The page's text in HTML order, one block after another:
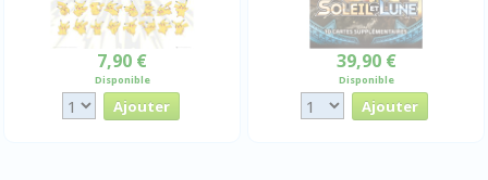
7,90 €
Disponible
39,90 €
Disponible